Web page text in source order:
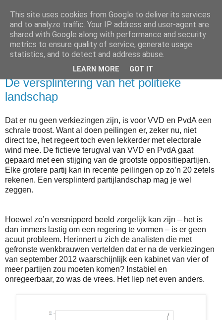
woensdag 12 december 2012
De versplintering van het politieke
landschap
Dat er nu geen verkiezingen zijn, is voor VVD en PvdA een
schrale troost. Want al doen peilingen er, zeker nu, niet
direct toe, het regeert toch even lekkerder met electorale
wind mee. De fictieve terugval van VVD en PvdA gaat
gepaard met een stijging van de grootste oppositiepartijen.
Elke grotere partij kan in recente peilingen op zo’n 20 zetels
rekenen. Een versplinterd partijlandschap mag je wel
zeggen.
Hoewel zo’n versnipperd beeld zorgelijk kan zijn – het is
dan immers lastig om een regering te vormen – is er geen
acuut probleem. Herinnert u zich de analisten die met
gefronste wenkbrauwen vertelden dat er na de verkiezingen
van september 2012 waarschijnlijk een kabinet van vier of
meer partijen zou moeten komen? Instabiel en
onregeerbaar, zo was de vrees. Het liep net even anders.
This site uses cookies from Google to deliver its services
and to analyze traffic. Your IP address and user-agent are
shared with Google along with performance and security
metrics to ensure quality of service, generate usage
statistics, and to detect and address abuse.
LEARN MORE GOT IT